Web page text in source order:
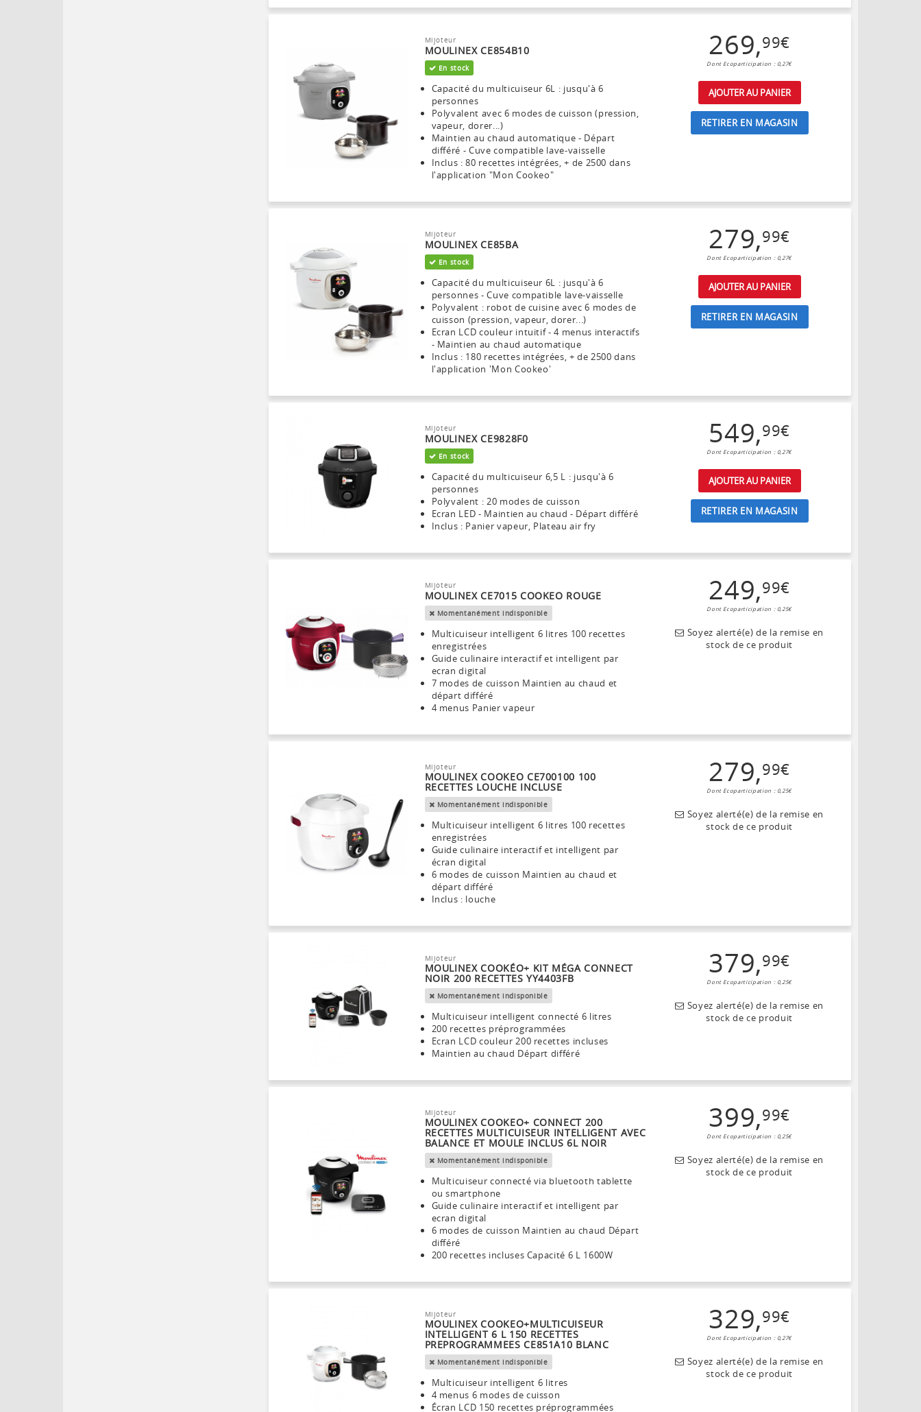
Mijoteur
MOULINEX CE854B10
En stock
Capacité du multicuiseur 6L : jusqu'à 6
personnes
Polyvalent avec 6 modes de cuisson (pression,
vapeur, dorer...)
Maintien au chaud automatique - Départ
différé - Cuve compatible lave-vaisselle
Inclus : 80 recettes intégrées, + de 2500 dans
l'application "Mon Cookeo"
269,99€
Dont Ecoparticipation : 0,27€
AJOUTER AU PANIER
RETIRER EN MAGASIN
Mijoteur
MOULINEX CE85BA
En stock
Capacité du multicuiseur 6L : jusqu'à 6
personnes - Cuve compatible lave-vaisselle
Polyvalent : robot de cuisine avec 6 modes de
cuisson (pression, vapeur, dorer...)
Ecran LCD couleur intuitif - 4 menus interactifs
- Maintien au chaud automatique
Inclus : 180 recettes intégrées, + de 2500 dans
l'application 'Mon Cookeo'
279,99€
Dont Ecoparticipation : 0,27€
AJOUTER AU PANIER
RETIRER EN MAGASIN
Mijoteur
MOULINEX CE9828F0
En stock
Capacité du multicuiseur 6,5 L : jusqu'à 6
personnes
Polyvalent : 20 modes de cuisson
Ecran LED - Maintien au chaud - Départ différé
Inclus : Panier vapeur, Plateau air fry
549,99€
Dont Ecoparticipation : 0,27€
AJOUTER AU PANIER
RETIRER EN MAGASIN
Mijoteur
MOULINEX CE7015 COOKEO ROUGE
Momentanément indisponible
Multicuiseur intelligent 6 litres 100 recettes
enregistrées
Guide culinaire interactif et intelligent par
ecran digital
7 modes de cuisson Maintien au chaud et
départ différé
4 menus Panier vapeur
249,99€
Dont Ecoparticipation : 0,25€
Soyez alerté(e) de la remise en
stock de ce produit
Mijoteur
MOULINEX COOKEO CE700100 100
RECETTES LOUCHE INCLUSE
Momentanément indisponible
Multicuiseur intelligent 6 litres 100 recettes
enregistrées
Guide culinaire interactif et intelligent par
écran digital
6 modes de cuisson Maintien au chaud et
départ différé
Inclus : louche
279,99€
Dont Ecoparticipation : 0,25€
Soyez alerté(e) de la remise en
stock de ce produit
Mijoteur
MOULINEX COOKÉO+ KIT MÉGA CONNECT
NOIR 200 RECETTES YY4403FB
Momentanément indisponible
Multicuiseur intelligent connecté 6 litres
200 recettes préprogrammées
Ecran LCD couleur 200 recettes incluses
Maintien au chaud Départ différé
379,99€
Dont Ecoparticipation : 0,25€
Soyez alerté(e) de la remise en
stock de ce produit
Mijoteur
MOULINEX COOKEO+ CONNECT 200
RECETTES MULTICUISEUR INTELLIGENT AVEC
BALANCE ET MOULE INCLUS 6L NOIR
Momentanément indisponible
Multicuiseur connecté via bluetooth tablette
ou smartphone
Guide culinaire interactif et intelligent par
ecran digital
6 modes de cuisson Maintien au chaud Départ
différé
200 recettes incluses Capacité 6 L 1600W
399,99€
Dont Ecoparticipation : 0,25€
Soyez alerté(e) de la remise en
stock de ce produit
Mijoteur
MOULINEX COOKEO+MULTICUISEUR
INTELLIGENT 6 L 150 RECETTES
PREPROGRAMMEES CE851A10 BLANC
Momentanément indisponible
Multicuiseur intelligent 6 litres
4 menus 6 modes de cuisson
Écran LCD 150 recettes préprogrammées
329,99€
Dont Ecoparticipation : 0,27€
Soyez alerté(e) de la remise en
stock de ce produit